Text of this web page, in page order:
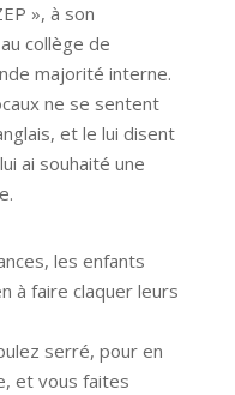
», à son
collège de
majorité interne.
ne se sentent
et le lui disent
ai souhaité une
les enfants
à faire claquer leurs
serré, pour en
et vous faites